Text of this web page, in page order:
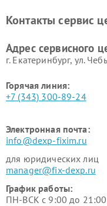
Ремонт серверов DEXP
Контакты сервис
Адрес сервисного
г. Екатеринбург, ул.
Горячая линия:
+7 (343) 300-89-24
Электронная почта:
info@dexp-fixim.ru
для юридических лиц
manager@fix-dexp.ru
График работы:
ПН-ВСК с 9:00 до